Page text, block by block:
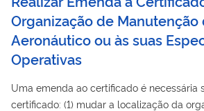
Organização de
Aeronáutico ou às suas
Operativas
Uma emenda ao certificado é necessária
certificado: (1) mudar a localização da organização de